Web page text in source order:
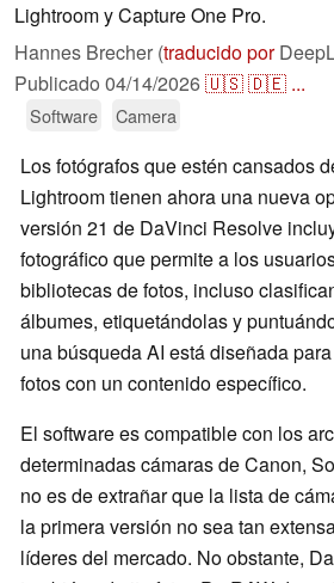
Lightroom y Capture One Pro.
Hannes Brecher (traducido por
Publicado 04/14/2026🇺🇸🇩🇪 ...
Software Camera
Los fotógrafos que estén cansados
Lightroom tienen ahora una nueva
versión 21 de DaVinci Resolve
fotográfico que permite a los
bibliotecas de fotos, incluso
álbumes, etiquetándolas y
una búsqueda AI está diseñada
fotos con un contenido específico.
El software es compatible con los
determinadas cámaras de Canon,
no es de extrañar que la lista de
la primera versión no sea tan
líderes del mercado. No obstante,